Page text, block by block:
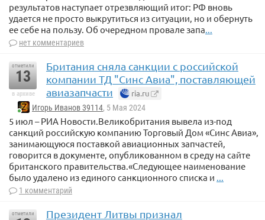
результатов наступает отрезвляющий итог: РФ вновь
удается не просто выкрутиться из ситуации, но и обернуть
ее себе на пользу. Об очередном провале запа...
нет комментариев
отметили
13
в архиве
Британия сняла санкции с российской
компании ТД "Синс Авиа", поставляющей
авиазапчасти
ria.ru
Игорь Иванов 39114, 5 Мая 2024
5 июл – РИА Новости.Великобритания вывела из-под
санкций российскую компанию Торговый Дом «Синс Авиа»,
занимающуюся поставкой авиационных запчастей,
говорится в документе, опубликованном в среду на сайте
британского правительства.«Следующее наименование
было удалено из единого санкционного списка и ...
1 комментарий
отметили
Президент Литвы признал